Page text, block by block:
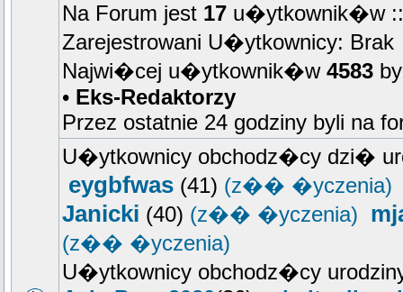
Na Forum jest 17 u�ytkownik�w ::
Zarejestrowani U�ytkownicy: Brak
Najwi�cej u�ytkownik�w 4583
• Eks-Redaktorzy
Przez ostatnie 24 godziny byli na
U�ytkownicy obchodz�cy dzi�
eygbfwas (41) (z�� �yczenia)
Janicki (40) (z�� �yczenia)
(z�� �yczenia)
U�ytkownicy obchodz�cy